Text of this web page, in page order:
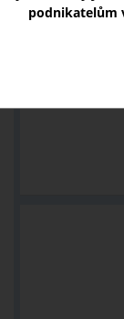
podnikatelům